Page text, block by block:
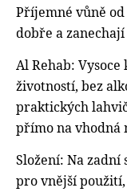
Příjemné vůně
dobře a
Al Rehab: Vysoce
životností, bez
praktických
přímo na vhodná
Složení: Na
pro vnější